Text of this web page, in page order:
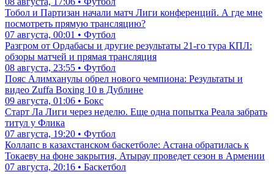
Тобол и Партизан начали матч Лиги конференций. А где мне
посмотреть прямую трансляцию?
07 августа, 00:01 • Футбол
Разгром от Ордабасы и другие результаты 21-го тура КПЛ:
обзоры матчей и прямая трансляция
08 августа, 23:55 • Футбол
Пояс Алимханулы обрел нового чемпиона: Результаты и
видео Zuffa Boxing 10 в Дублине
09 августа, 01:06 • Бокс
Старт Ла Лиги через неделю. Еще одна попытка Реала забрать
титул у Флика
07 августа, 19:20 • Футбол
Коллапс в казахстанском баскетболе: Астана обратилась к
Токаеву на фоне закрытия, Атырау проведет сезон в Армении
07 августа, 20:16 • Баскетбол